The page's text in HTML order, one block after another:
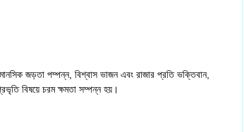
জড়তা পম্পন্ন, বিশ্বাস ভাজন এবং রাজার প্রতি ভক্তিবান,
বিষয়ে চরম ক্ষমতা সম্পন্ন হয়।